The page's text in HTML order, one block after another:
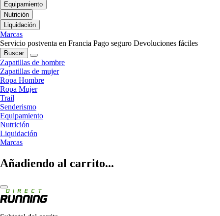
Equipamiento
Nutrición
Liquidación
Marcas
Servicio postventa en Francia Pago seguro Devoluciones fáciles
Buscar
Zapatillas de hombre
Zapatillas de mujer
Ropa Hombre
Ropa Mujer
Trail
Senderismo
Equipamiento
Nutrición
Liquidación
Marcas
Añadiendo al carrito...